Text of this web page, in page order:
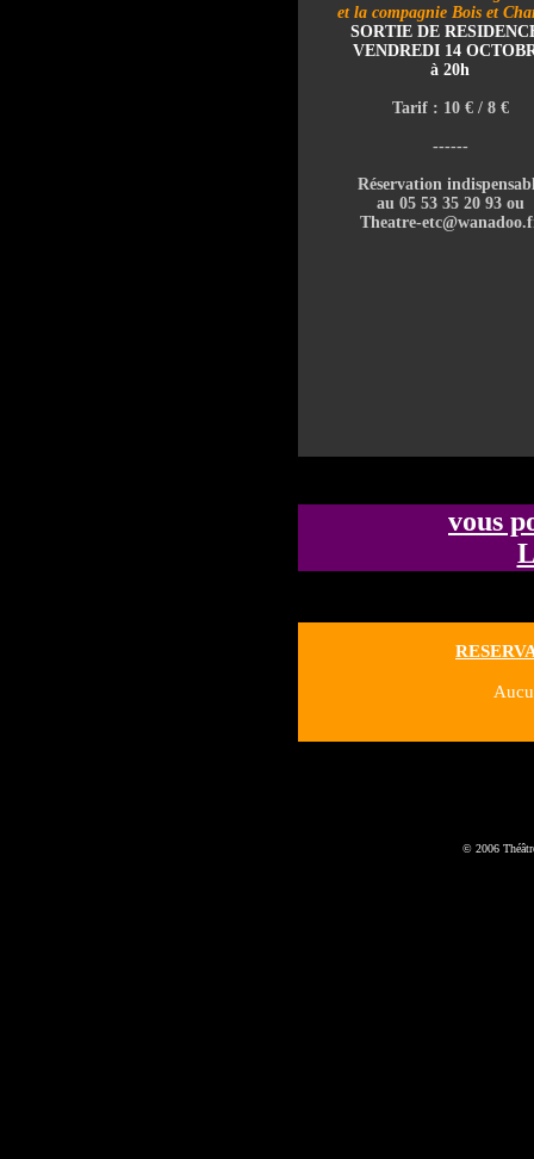
et la compagnie Bois et
SORTIE DE
VENDREDI 14
à 20h
Tarif : 10 € / 8 €
------
Réservation
au 05 53 35 20 93 ou
Theatre-
vous
© 2006